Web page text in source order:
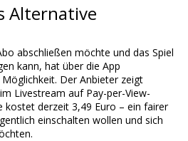
Alternative
abschließen möchte und das Spiel
kann, hat über die App
Der Anbieter zeigt
Livestream auf Pay-per-View-
kostet derzeit 3,49 Euro – ein fairer
einschalten wollen und sich